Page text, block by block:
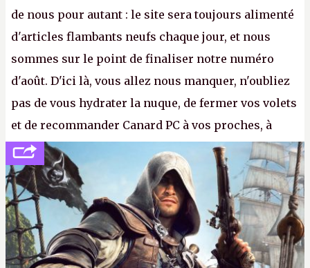
de nous pour autant : le site sera toujours alimenté
d'articles flambants neufs chaque jour, et nous
sommes sur le point de finaliser notre numéro
d'août. D'ici là, vous allez nous manquer, n'oubliez
pas de vous hydrater la nuque, de fermer vos volets
et de recommander Canard PC à vos proches, à
votre famille et aux inconnus que vous croisez
dans la rue. Bon été à tous ! –ER.